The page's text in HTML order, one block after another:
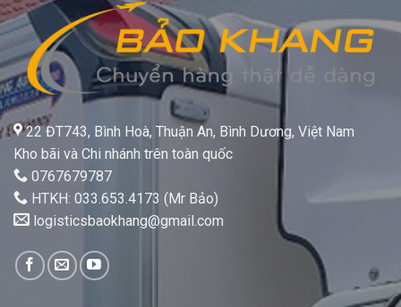
22 ĐT743, Bình Hoà, Thuận An, Bình Dương, Việt Nam
Kho bãi và Chi nhánh trên toàn quốc
0767679787
HTKH: 033.653.4173 (Mr Bảo)
logisticsbaokhang@gmail.com